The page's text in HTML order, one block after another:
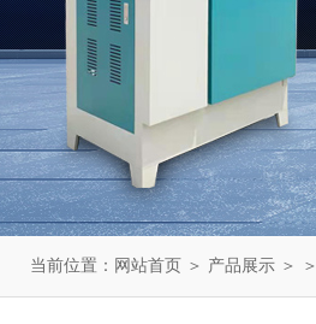
当前位置： 网站首页 ＞ 产品展示 ＞ ＞